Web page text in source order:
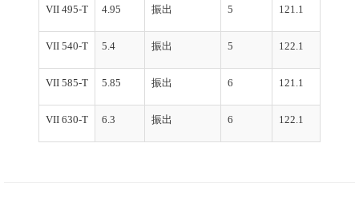
VII 495-T 4.95 振出 5 121.1
VII 540-T 5.4 振出 5 122.1
VII 585-T 5.85 振出 6 121.1
VII 630-T 6.3 振出 6 122.1